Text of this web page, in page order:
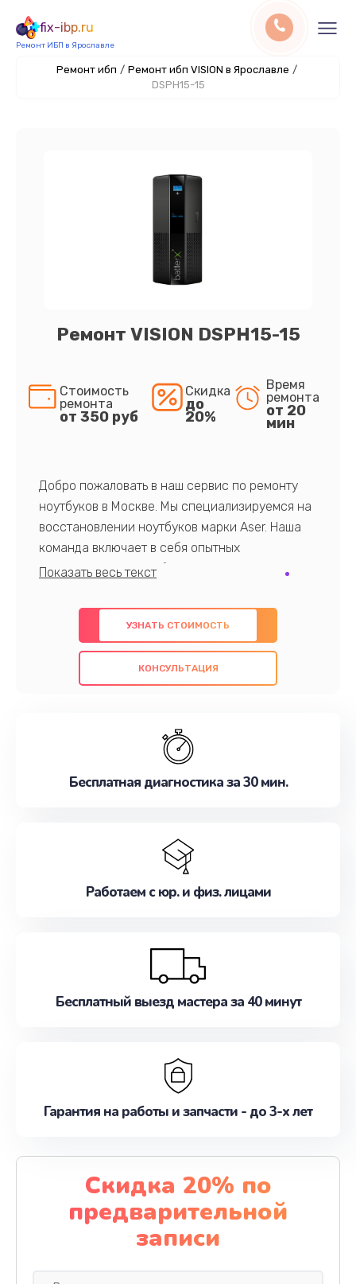
fix-ibp.ru
Ремонт ИБП в Ярославле
Ремонт ибп / Ремонт ибп VISION в Ярославле /
DSPH15-15
Ремонт VISION DSPH15-15
Стоимость
ремонта
от 350 руб
Скидка
до
20%
Время
ремонта
от 20
мин
Добро пожаловать в наш сервис по ремонту
ноутбуков в Москве. Мы специализируемся на
восстановлении ноутбуков марки Aser. Наша
команда включает в себя опытных
профессионалов с обширными знаниями и
предлагаем быстрый и качественный ремонт с
использованием оригинальных компонентов, а
также гарантируем качество всех
проведенных работ. Наша цель - предоставить
наилучшим образом. Не медлите записаться на
УЗНАТЬ СТОИМОСТЬ
КОНСУЛЬТАЦИЯ
Бесплатная диагностика за 30 мин.
Работаем с юр. и физ. лицами
Бесплатный выезд мастера за 40 минут
Гарантия на работы и запчасти - до 3-х лет
Скидка 20% по
предварительной
записи